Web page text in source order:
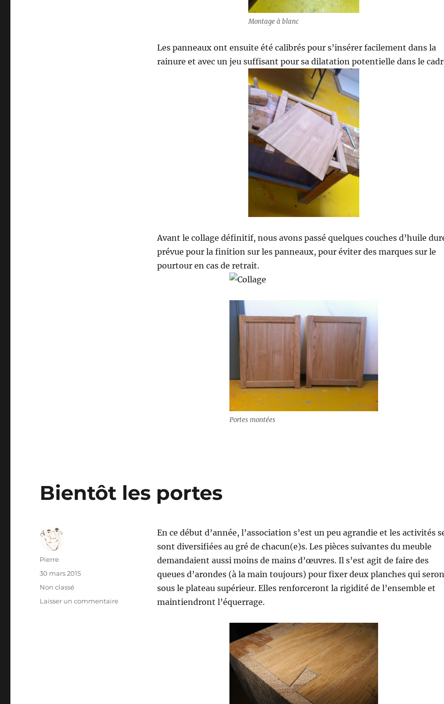
Montage à blanc
Les panneaux ont ensuite été calibrés pour s’insérer facilement dans la
rainure et avec un jeu suffisant pour sa dilatation potentielle dans le
Avant le collage définitif, nous avons passé quelques couches d’huile
prévue pour la finition sur les panneaux, pour éviter des marques sur le
pourtour en cas de retrait.
Portes montées
Bientôt les portes
En ce début d’année, l’association s’est un peu agrandie et les activités
sont diversifiées au gré de chacun(e)s. Les pièces suivantes du meuble
demandaient aussi moins de mains d’œuvres. Il s’est agit de faire des
queues d’arondes (à la main toujours) pour fixer deux planches qui
sous le plateau supérieur. Elles renforceront la rigidité de l’ensemble et
maintiendront l’équerrage.
Auteur
Pierre
Publié
30 mars 2015
Catégories
Non classé
Laisser un commentairesur